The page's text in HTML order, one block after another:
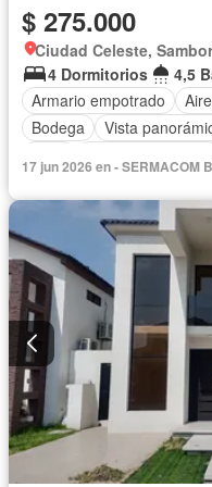
$ 275.000
Ciudad Celeste,
4 Dormitorios
4,5
Armario empotrado
Bodega
Vista
Seguridad
17 jun 2026 en - SERMACOM